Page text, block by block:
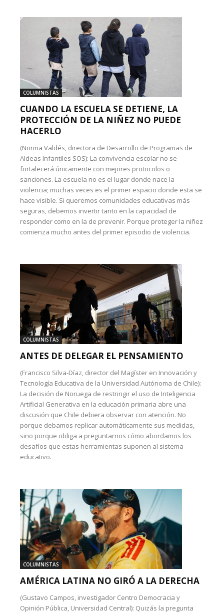
COLUMNISTAS
CUANDO LA ESCUELA SE DETIENE, LA
PROTECCIÓN DE LA NIÑEZ NO PUEDE
HACERLO
(Norma Valdés, directora de Desarrollo de Programas de
Aldeas Infantiles SOS): La convivencia escolar no se
fortalecerá únicamente con mejores protocolos o
sanciones. La escuela no es el lugar donde nace la
violencia; muchas veces es el primer espacio donde esta se
hace visible. Si queremos comunidades educativas más
seguras, debemos invertir tanto en la capacidad de
responder como en la de prevenir. Porque proteger la niñez
comienza mucho antes del primer episodio de violencia.
COLUMNISTAS
ANTES DE DELEGAR EL PENSAMIENTO
(Francisco Silva-Díaz, director del Magíster en Innovación y
Tecnología Educativa de la Universidad Autónoma de Chile):
La decisión de Noruega de restringir el uso de Inteligencia
Artificial Generativa en la educación primaria abre una
discusión que Chile debiera observar con atención. No
porque debamos replicar automáticamente sus medidas,
sino porque obliga a preguntarnos cómo abordamos los
desafíos que estas herramientas suponen al sistema
educativo.
COLUMNISTAS
AMÉRICA LATINA NO GIRÓ A LA DERECHA
(Gustavo Campos, investigador Centro Democracia y
Opinión Pública, Universidad Central): Quizás la pregunta